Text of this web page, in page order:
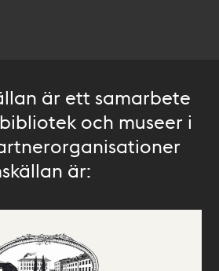
är ett samarbete
och museer i
är: